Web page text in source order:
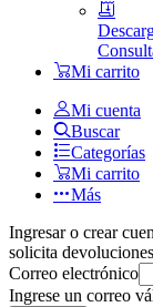
Mi carrito
Mi cuenta
Buscar
Categorías
Mi carrito
Más
Ingresar o crear
solicita
Correo electrónico
Ingrese un correo